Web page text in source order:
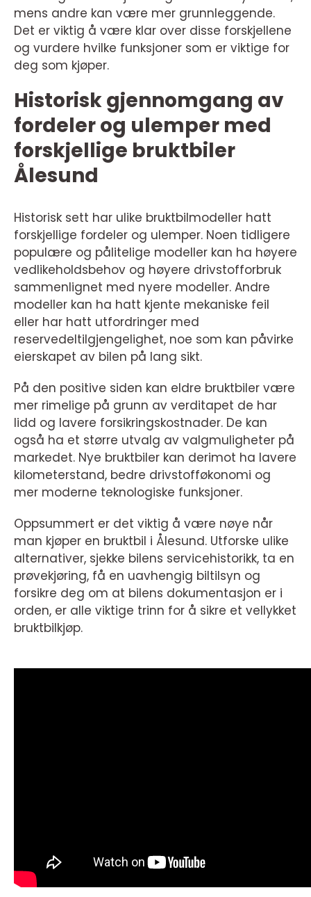
mens andre kan være mer grunnleggende.
Det er viktig å være klar over disse forskjellene
og vurdere hvilke funksjoner som er viktige for
deg som kjøper.
Historisk gjennomgang av
fordeler og ulemper med
forskjellige bruktbiler
Ålesund
Historisk sett har ulike bruktbilmodeller hatt
forskjellige fordeler og ulemper. Noen tidligere
populære og pålitelige modeller kan ha høyere
vedlikeholdsbehov og høyere drivstofforbruk
sammenlignet med nyere modeller. Andre
modeller kan ha hatt kjente mekaniske feil
eller har hatt utfordringer med
reservedeltilgjengelighet, noe som kan påvirke
eierskapet av bilen på lang sikt.
På den positive siden kan eldre bruktbiler være
mer rimelige på grunn av verditapet de har
lidd og lavere forsikringskostnader. De kan
også ha et større utvalg av valgmuligheter på
markedet. Nye bruktbiler kan derimot ha lavere
kilometerstand, bedre drivstofføkonomi og
mer moderne teknologiske funksjoner.
Oppsummert er det viktig å være nøye når
man kjøper en bruktbil i Ålesund. Utforske ulike
alternativer, sjekke bilens servicehistorikk, ta en
prøvekjøring, få en uavhengig biltilsyn og
forsikre deg om at bilens dokumentasjon er i
orden, er alle viktige trinn for å sikre et vellykket
bruktbilkjøp.